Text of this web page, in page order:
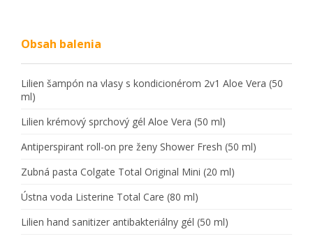
Obsah balenia
Lilien šampón na vlasy s kondicionérom 2v1 Aloe Vera (50
ml)
Lilien krémový sprchový gél Aloe Vera (50 ml)
Antiperspirant roll-on pre ženy Shower Fresh (50 ml)
Zubná pasta Colgate Total Original Mini (20 ml)
Ústna voda Listerine Total Care (80 ml)
Lilien hand sanitizer antibakteriálny gél (50 ml)